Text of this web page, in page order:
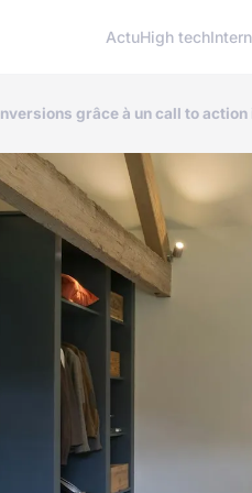
ActuHigh tech
grâce à un call to